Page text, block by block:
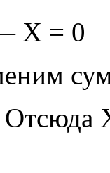
— X =
Отсюда